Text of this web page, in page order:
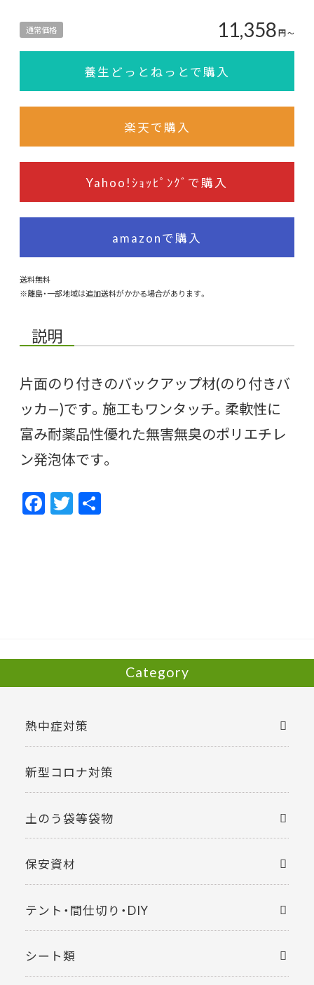
通常価格 11,358円〜
養生どっとねっとで購入
楽天で購入
Yahoo!ｼｮｯﾋﾟﾝｸﾞで購入
amazonで購入
送料無料
※離島・一部地域は追加送料がかかる場合があります。
説明
片面のり付きのバックアップ材(のり付きバ
ッカ—)です。施工もワンタッチ。柔軟性に
富み耐薬品性優れた無害無臭のポリエチレ
ン発泡体です。
F
ac
T
w
Category
熱中症対策
新型コロナ対策
土のう袋等袋物
保安資材
テント・間仕切り・DIY
シート類